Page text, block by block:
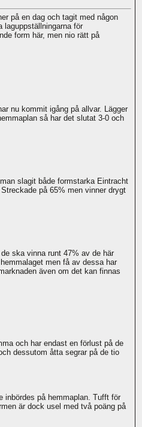
på en dag och tagit med någon
för
form här, men nio rätt på
nu kommit igång på allvar. Lägger
så har det slutat 3-0 och
slagit både formstarka Eintracht
på 65% men vinner drygt
ska vinna runt 47% av de här
men få av dessa har
även om det kan finnas
och har endast en förlust på de
dessutom åtta segrar på de tio
inbördes på hemmaplan. Tufft för
är dock usel med två poäng på